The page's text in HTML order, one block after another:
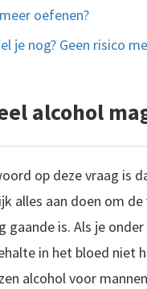
oefenen?
je nog? Geen risico
alcohol
op deze vraag is
alles aan doen om
gaande is. Als je
in het bloed niet
alcohol voor